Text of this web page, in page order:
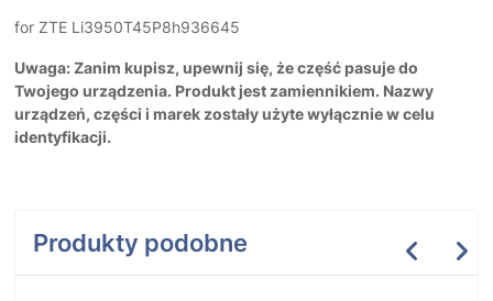
for ZTE Li3950T45P8h936645
Uwaga: Zanim kupisz, upewnij się, że część pasuje do
Twojego urządzenia. Produkt jest zamiennikiem. Nazwy
urządzeń, części i marek zostały użyte wyłącznie w celu
identyfikacji.
Produkty podobne